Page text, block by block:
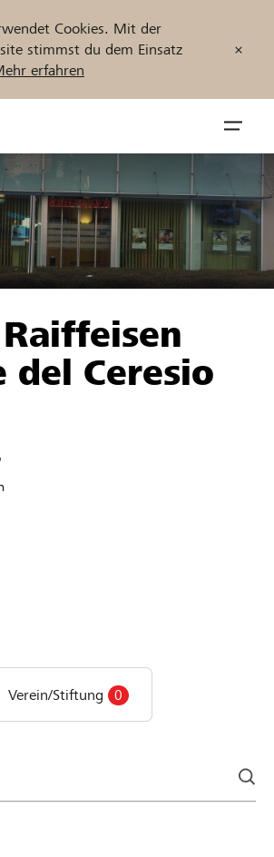
Cookies. Mit der
stimmst du dem Einsatz
erfahren
öffnen
finden
Jetzt starten
del Ceresio
Verein/Stiftung 0